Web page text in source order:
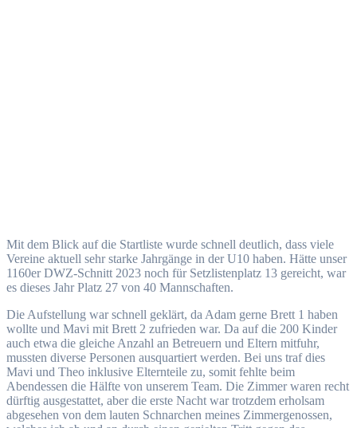
Mit dem Blick auf die Startliste wurde schnell deutlich, dass viele
Vereine aktuell sehr starke Jahrgänge in der U10 haben. Hätte unser
1160er DWZ-Schnitt 2023 noch für Setzlistenplatz 13 gereicht, war
es dieses Jahr Platz 27 von 40 Mannschaften.
Die Aufstellung war schnell geklärt, da Adam gerne Brett 1 haben
wollte und Mavi mit Brett 2 zufrieden war. Da auf die 200 Kinder
auch etwa die gleiche Anzahl an Betreuern und Eltern mitfuhr,
mussten diverse Personen ausquartiert werden. Bei uns traf dies
Mavi und Theo inklusive Elternteile zu, somit fehlte beim
Abendessen die Hälfte von unserem Team. Die Zimmer waren recht
dürftig ausgestattet, aber die erste Nacht war trotzdem erholsam
abgesehen von dem lauten Schnarchen meines Zimmergenossen,